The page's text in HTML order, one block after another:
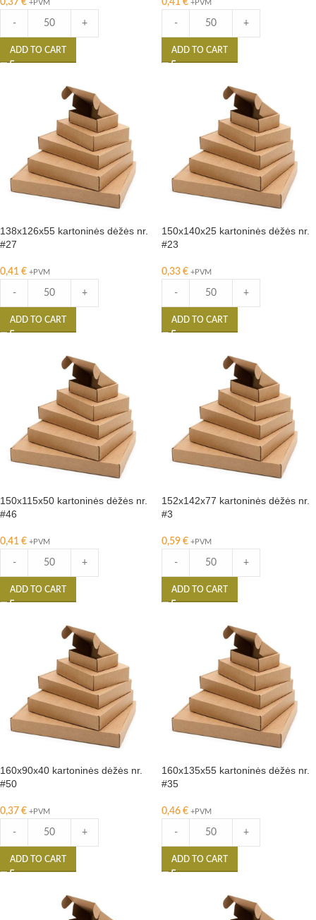
0,37 € +PVM
- +
ADD TO CART
0,41 € +PVM
- +
ADD TO CART
138x126x55 kartoninės dėžės nr.
#27
0,41 € +PVM
- +
ADD TO CART
150x140x25 kartoninės dėžės nr.
#23
0,33 € +PVM
- +
ADD TO CART
150x115x50 kartoninės dėžės nr.
#46
0,41 € +PVM
- +
ADD TO CART
152x142x77 kartoninės dėžės nr.
#3
0,59 € +PVM
- +
ADD TO CART
160x90x40 kartoninės dėžės nr.
#50
0,37 € +PVM
- +
ADD TO CART
160x135x55 kartoninės dėžės nr.
#35
0,46 € +PVM
- +
ADD TO CART